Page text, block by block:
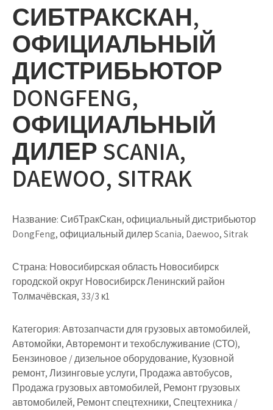
СИБТРАКСКАН,
ОФИЦИАЛЬНЫЙ
ДИСТРИБЬЮТОР
DONGFENG,
ОФИЦИАЛЬНЫЙ
ДИЛЕР SCANIA,
DAEWOO, SITRAK
Название:СибТракСкан, официальный дистрибьютор
DongFeng, официальный дилер Scania, Daewoo, Sitrak
Страна: Новосибирская область Новосибирск
городской округ Новосибирск Ленинский район
Толмачёвская, 33/3 к1
Категория:Автозапчасти для грузовых автомобилей,
Автомойки, Авторемонт и техобслуживание (СТО),
Бензиновое / дизельное оборудование, Кузовной
ремонт, Лизинговые услуги, Продажа автобусов,
Продажа грузовых автомобилей, Ремонт грузовых
автомобилей, Ремонт спецтехники, Спецтехника /